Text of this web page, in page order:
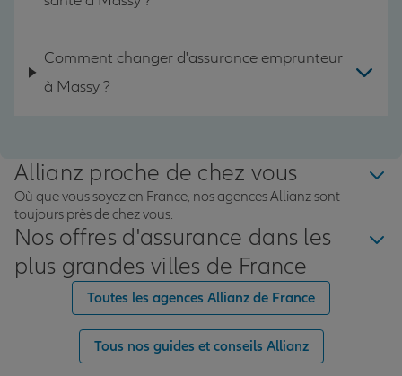
Comment changer d'assurance emprunteur
à Massy ?
Allianz proche de chez vous
Où que vous soyez en France, nos agences Allianz sont
toujours près de chez vous.
Nos offres d'assurance dans les
plus grandes villes de France
Toutes les agences Allianz de France
Tous nos guides et conseils Allianz